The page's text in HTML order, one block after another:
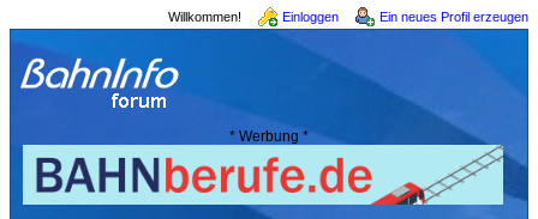
Willkommen! Einloggen Ein neues Profil erzeugen
* Werbung *